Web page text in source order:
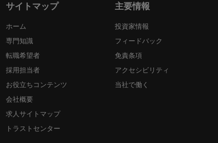
サイトマップ
ホーム
専門知識
転職希望者
採用担当者
お役立ちコンテンツ
会社概要
求人サイトマップ
トラストセンター
主要情報
投資家情報
フィードバック
免責条項
アクセシビリティ
当社で働く